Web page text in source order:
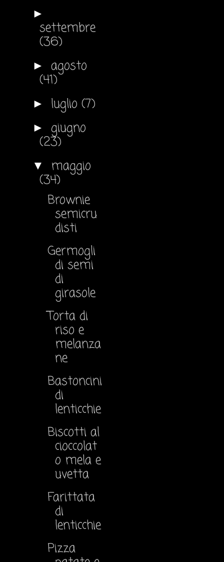
►
settembre
(36)
► agosto
(41)
► luglio (7)
► giugno
(23)
▼ maggio
(34)
Brownie
semicru
disti
Germogli
di semi
di
girasole
Torta di
riso e
melanza
ne
Bastoncini
di
lenticchie
Biscotti al
cioccolat
o mela e
uvetta
Farittata
di
lenticchie
Pizza